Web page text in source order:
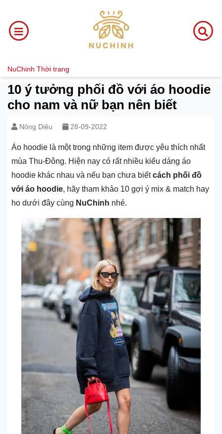
NuChinh Thời trang
10 ý tưởng phối đồ với áo hoodie
cho nam và nữ bạn nên biết
Nông Diệu 28-09-2022
Áo hoodie là một trong những item được yêu thích nhất
mùa Thu-Đông. Hiện nay có rất nhiều kiểu dáng áo
hoodie khác nhau và nếu bạn chưa biếtcách phối đồ
với áo hoodie, hãy tham khảo 10 gợi ý mix & match hay
ho dưới đây cùng NuChinh nhé.